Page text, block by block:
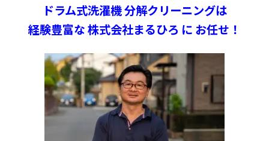
ドラム式洗濯機 分解クリーニングは
経験豊富な 株式会社まるひろ に お任せ！